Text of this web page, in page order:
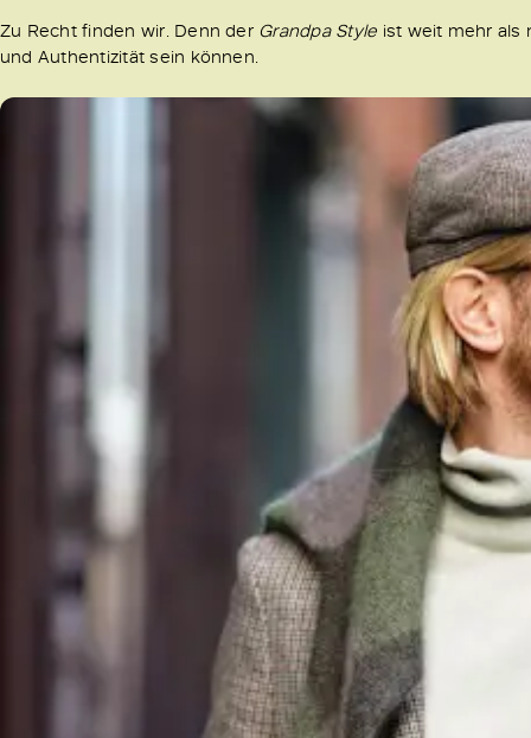
Zu Recht finden wir. Denn der Grandpa Style ist weit mehr als
und Authentizität sein können.